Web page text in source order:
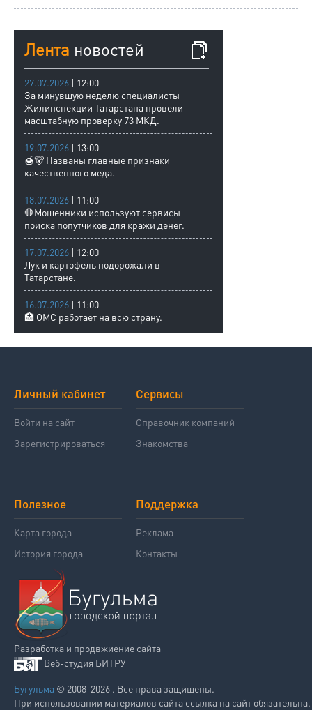
Лента новостей
27.07.2026 | 12:00
За минувшую неделю специалисты
Жилинспекции Татарстана провели
масштабную проверку 73 МКД.
19.07.2026 | 13:00
🍯🐻 Названы главные признаки
качественного меда.
18.07.2026 | 11:00
🛑Мошенники используют сервисы
поиска попутчиков для кражи денег.
17.07.2026 | 12:00
Лук и картофель подорожали в
Татарстане.
16.07.2026 | 11:00
🏥 ОМС работает на всю страну.
Личный кабинет
Войти на сайт
Зарегистрироваться
Сервисы
Справочник компаний
Знакомства
Полезное
Карта города
История города
Поддержка
Реклама
Контакты
Разработка и продвжиение сайта
Веб-студия БИТРУ
Бугульма © 2008-2026 . Все права защищены.
При использовании материалов сайта ссылка на сайт обязательна.